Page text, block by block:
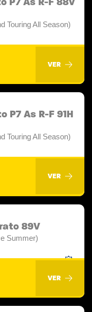
Touring All Season)
VER
P7 As R-F 91H
Touring All Season)
VER
89V
Summer)
VER